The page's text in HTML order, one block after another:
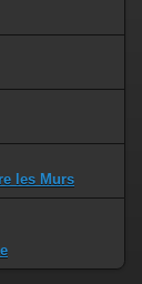
les Murs